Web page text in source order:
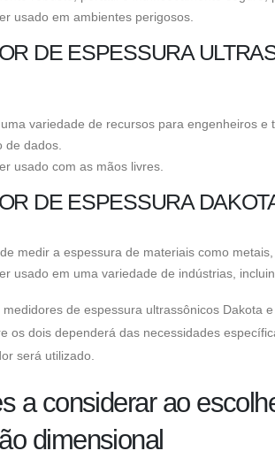
usado em ambientes perigosos.
DE ESPESSURA
variedade de recursos para engenheiros
de dados.
usado com as mãos livres.
DE ESPESSURA
medir a espessura de materiais como
usado em uma variedade de indústrias,
medidores de espessura ultrassônicos Dakota
os dois dependerá das necessidades
será utilizado.
a considerar ao
dimensional